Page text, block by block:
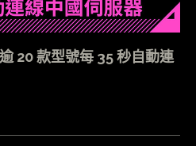
20 款型號每 35 秒自動連